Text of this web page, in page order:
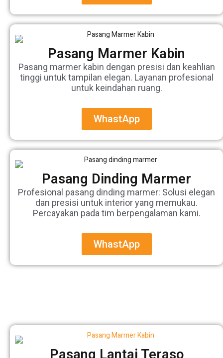
Pasang Marmer Kabin
Pasang marmer kabin dengan presisi dan keahlian
tinggi untuk tampilan elegan. Layanan profesional
untuk keindahan ruang.
WhastApp
Pasang Dinding Marmer
Profesional pasang dinding marmer: Solusi elegan
dan presisi untuk interior yang memukau.
Percayakan pada tim berpengalaman kami.
WhastApp
Pasang Lantai Teraso